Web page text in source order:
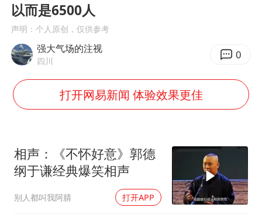
上海大部迎大暴雨
《龙餐馆》 冲奖
蒯曼挺进WTT横滨冠军赛女单四强
笔试第一被劝弃考涉事副校长被撤职
白海豚5次眼壁置换
构建更高水平的全民健身公共服务体系
以而是6500人
声明：个人原创，仅供参考
强大气场的注视
四川 0
打开网易新闻 体验效果更佳
相声：《不怀好意》郭德
纲于谦经典爆笑相声
别人都叫我阿腈 打开APP